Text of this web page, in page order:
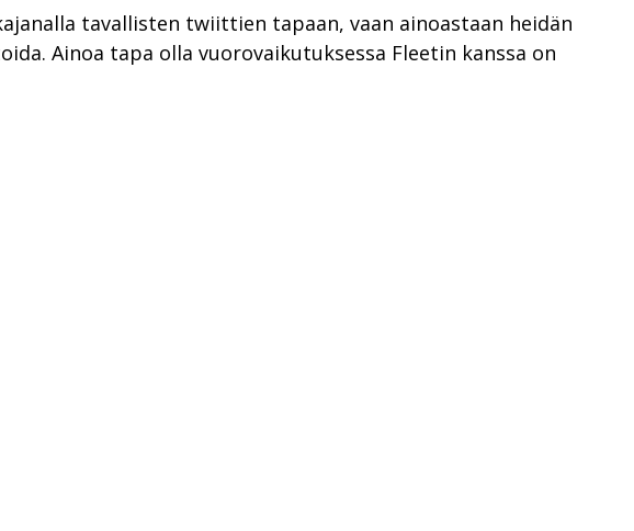
tavallisten twiittien tapaan, vaan ainoastaan heidän
Ainoa tapa olla vuorovaikutuksessa Fleetin kanssa on